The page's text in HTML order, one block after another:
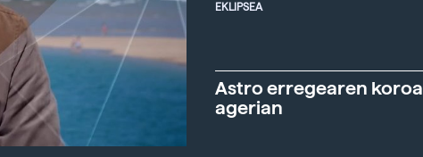
EKLIPSEA
Astro erregearen koroa
agerian